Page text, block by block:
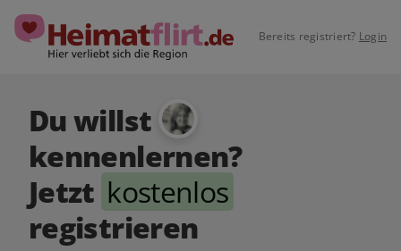
Bereits registriert? Login
Du willst
kennenlernen?
Jetzt kostenlos
registrieren